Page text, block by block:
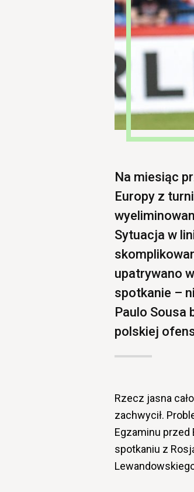
Na miesiąc
Europy z
Sytuacja w
upatrywano
spotkanie –
Paulo Sousa
polskiej
Rzecz jasna
zachwycił.
Egzaminu przed
spotkaniu z